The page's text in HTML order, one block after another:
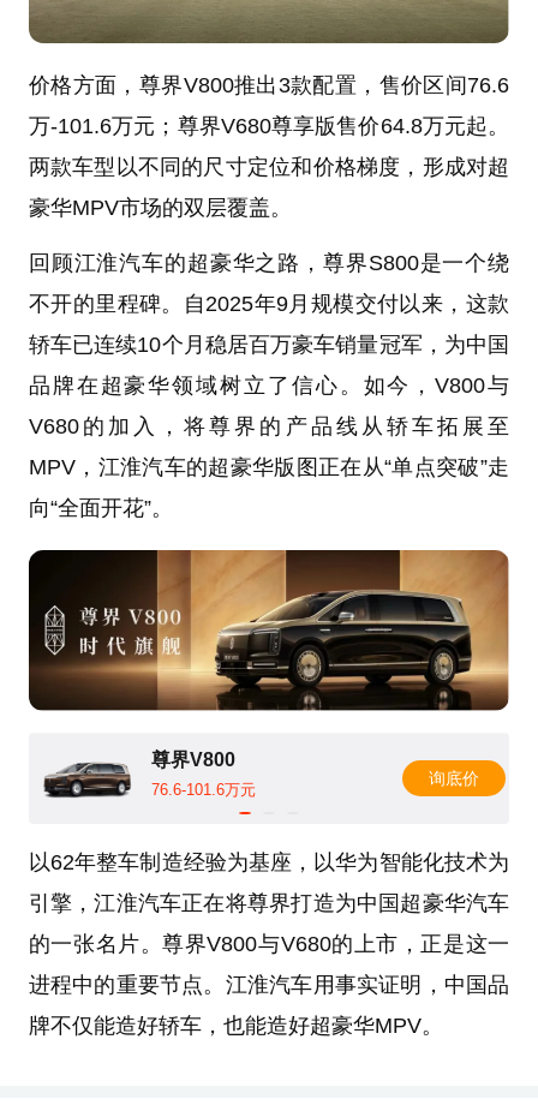
价格方面，尊界V800推出3款配置，售价区间76.6
万-101.6万元；尊界V680尊享版售价64.8万元起。
两款车型以不同的尺寸定位和价格梯度，形成对超
豪华MPV市场的双层覆盖。
回顾江淮汽车的超豪华之路，尊界S800是一个绕
不开的里程碑。自2025年9月规模交付以来，这款
轿车已连续10个月稳居百万豪车销量冠军，为中国
品牌在超豪华领域树立了信心。如今，V800与
V680的加入，将尊界的产品线从轿车拓展至
MPV，江淮汽车的超豪华版图正在从“单点突破”走
向“全面开花”。
尊界V800
76.6-101.6万元
询底价
以62年整车制造经验为基座，以华为智能化技术为
引擎，江淮汽车正在将尊界打造为中国超豪华汽车
的一张名片。尊界V800与V680的上市，正是这一
进程中的重要节点。江淮汽车用事实证明，中国品
牌不仅能造好轿车，也能造好超豪华MPV。